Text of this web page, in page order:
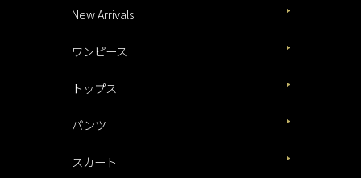
New Arrivals
ワンピース
トップス
パンツ
スカート